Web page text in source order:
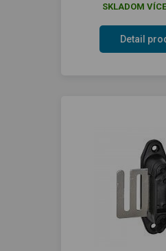
SKLADOM
Detail